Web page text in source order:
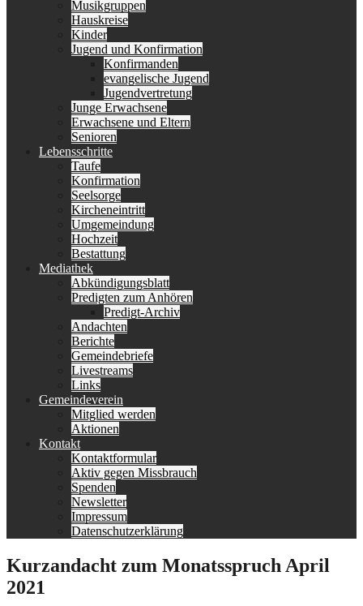
Musikgruppen
Hauskreise
Kinder
Jugend und Konfirmation
Konfirmanden
evangelische Jugend
Jugendvertretung
Junge Erwachsene
Erwachsene und Eltern
Senioren
Lebensschritte
Taufe
Konfirmation
Seelsorge
Kircheneintritt
Umgemeindung
Hochzeit
Bestattung
Mediathek
Abkündigungsblatt
Predigten zum Anhören
Predigt-Archiv
Andachten
Berichte
Gemeindebriefe
Livestreams
Links
Gemeindeverein
Mitglied werden
Aktionen
Kontakt
Kontaktformular
Aktiv gegen Missbrauch
Spenden
Newsletter
Impressum
Datenschutzerklärung
Kurzandacht zum Monatsspruch April
2021